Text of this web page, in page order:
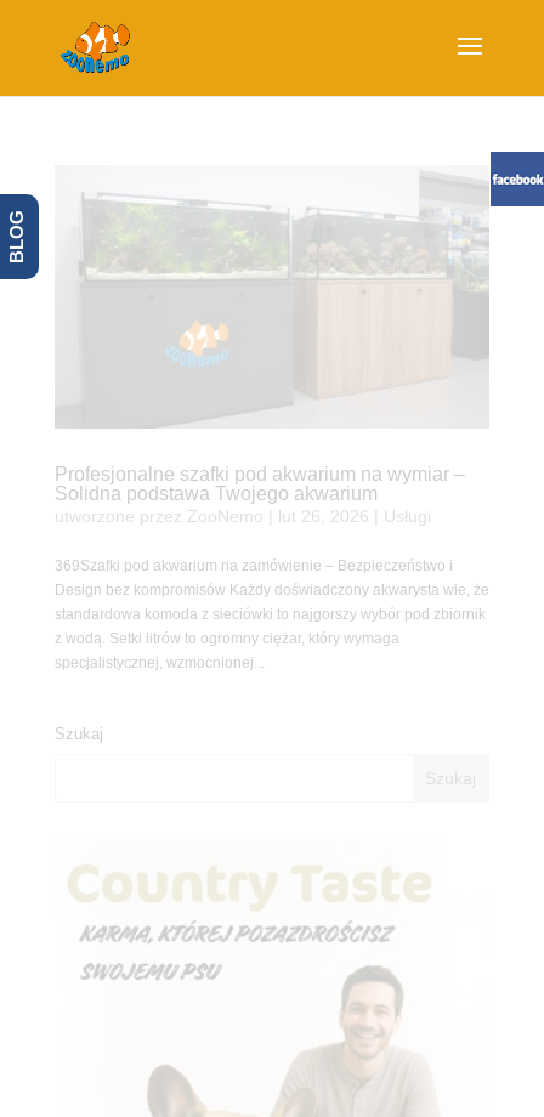
Profesjonalne szafki pod akwarium na wymiar –
Solidna podstawa Twojego akwarium
utworzone przez ZooNemo lut 26, 2026 Usługi
369Szafki pod akwarium na zamówienie – Bezpieczeństwo i
Design bez kompromisów Każdy doświadczony akwarysta wie, że
standardowa komoda z sieciówki to najgorszy wybór pod zbiornik
z wodą. Setki litrów to ogromny ciężar, który wymaga
specjalistycznej, wzmocnionej...
Szukaj
BLOG